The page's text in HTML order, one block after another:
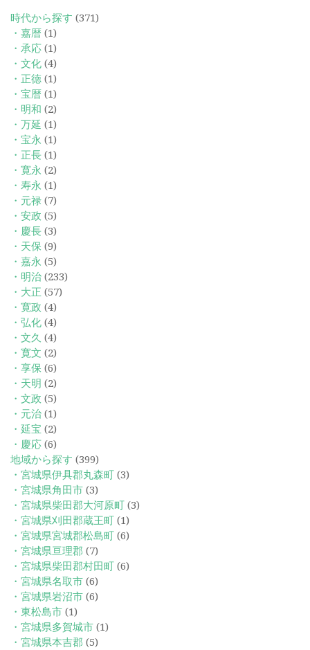
時代から探す (371)
・嘉暦 (1)
・承応 (1)
・文化 (4)
・正徳 (1)
・宝暦 (1)
・明和 (2)
・万延 (1)
・宝永 (1)
・正長 (1)
・寛永 (2)
・寿永 (1)
・元禄 (7)
・安政 (5)
・慶長 (3)
・天保 (9)
・嘉永 (5)
・明治 (233)
・大正 (57)
・寛政 (4)
・弘化 (4)
・文久 (4)
・寛文 (2)
・享保 (6)
・天明 (2)
・文政 (5)
・元治 (1)
・延宝 (2)
・慶応 (6)
地域から探す (399)
・宮城県伊具郡丸森町 (3)
・宮城県角田市 (3)
・宮城県柴田郡大河原町 (3)
・宮城県刈田郡蔵王町 (1)
・宮城県宮城郡松島町 (6)
・宮城県亘理郡 (7)
・宮城県柴田郡村田町 (6)
・宮城県名取市 (6)
・宮城県岩沼市 (6)
・東松島市 (1)
・宮城県多賀城市 (1)
・宮城県本吉郡 (5)